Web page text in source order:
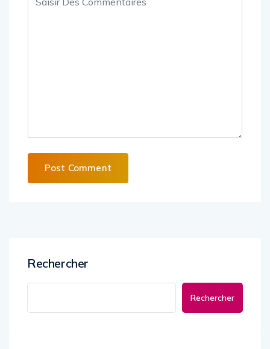
Rechercher
Rechercher